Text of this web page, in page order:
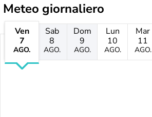
Meteo giornaliero
Ven
7
AGO.
Sab
8
AGO.
Dom
9
AGO.
Lun
10
AGO.
Mar
11
AGO.